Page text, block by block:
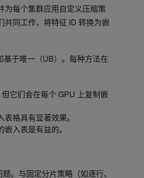
为每个集群应用自定义压缩策
共同工作，将特征 ID 转换为嵌
于唯一（UB）。每种方法在
它们会在每个 GPU 上复制嵌
格具有显著效果。
入表是有益的。
。与固定分片策略（如逐行、